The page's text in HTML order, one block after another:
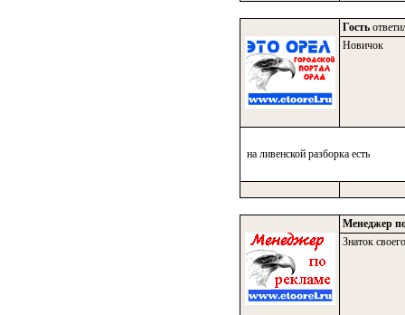
Гость
Новичок
на ливенской разборка есть
Менеджер
Знаток